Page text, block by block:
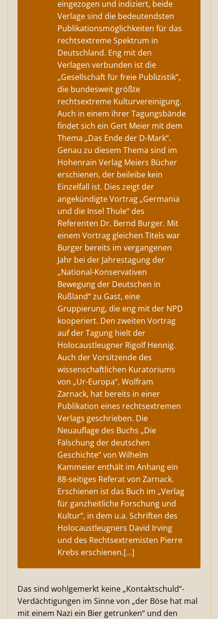
eingezogen und indiziert, beide
Verlage sind die bedeutendsten
Publikationsmöglichkeiten für das
rechtsextreme Spektrum in
Deutschland. Eng mit den
Verlagen verbunden ist die
„Gesellschaft für freie Publizistik“,
die bundesweit größte
rechtsextreme Kulturvereinigung.
Auch in einem ihrer Tagungsbände
findet sich ein Gert Meier mit dem
Thema „Das Ende der D-Mark“.
Genau zu diesem Thema sind im
Hohenrain Verlag Meiers Bücher
erschienen, der beileibe kein
Einzelfall ist. Dies zeigt der
angekündigte Vortrag „Germania
und die Insel Thule“ des
Referenten Dr. Bernd Burger. Mit
einem Vortrag gleichen Titels war
Burger bereits im vergangenen
Jahr bei der Jahrestagung der
„National-Konservativen
Bewegung der Deutschen in
Rußland“ zu Gast, eine
Gruppierung, die eng mit der NPD
kooperiert. Den zweiten Vortrag
auf der Tagung hielt der
Holocaustleugner Rigolf Hennig.
Auch der Vorsitzende des
wissenschaftlichen Kuratoriums
von „Ur-Europa“, Wolfram
Zarnack, hat bereits in einer
Publikation eines rechtsextremen
Verlags geschrieben. Die
Neuauflage des Buchs „Die
Fälschung der deutschen
Geschichte“ von Wilhelm
Kammeier enthält im Anhang ein
88-seitiges Referat von Zarnack.
Erschienen ist das Buch im „Verlag
für ganzheitliche Forschung und
Kultur“, in dem u.a. Schriften des
Holocaustleugners David Irving
und des Rechtsextremisten Pierre
Krebs erschienen.[…]
Das sind wohlgemerkt keine „Kontaktschuld“-
Verdächtigungen im Sinne von „der Böse hat mal
mit einem Nazi ein Bier getrunken“ und den